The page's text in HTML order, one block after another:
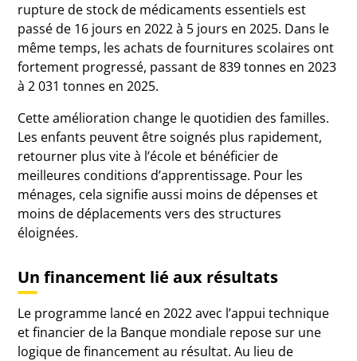
rupture de stock de médicaments essentiels est
passé de 16 jours en 2022 à 5 jours en 2025. Dans le
même temps, les achats de fournitures scolaires ont
fortement progressé, passant de 839 tonnes en 2023
à 2 031 tonnes en 2025.
Cette amélioration change le quotidien des familles.
Les enfants peuvent être soignés plus rapidement,
retourner plus vite à l’école et bénéficier de
meilleures conditions d’apprentissage. Pour les
ménages, cela signifie aussi moins de dépenses et
moins de déplacements vers des structures
éloignées.
Un financement lié aux résultats
Le programme lancé en 2022 avec l’appui technique
et financier de la Banque mondiale repose sur une
logique de financement au résultat. Au lieu de